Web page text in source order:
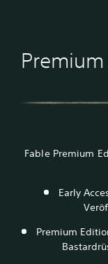
Fable Premium
Early
Premium